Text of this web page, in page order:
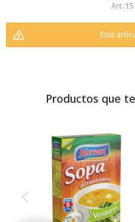
Este
Productos que